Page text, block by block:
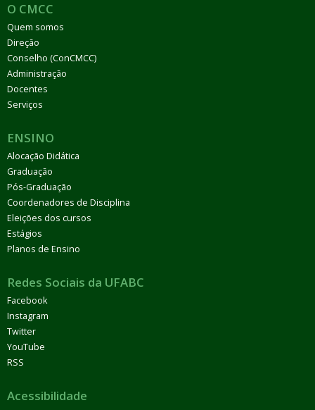
O CMCC
Quem somos
Direção
Conselho (ConCMCC)
Administração
Docentes
Serviços
ENSINO
Alocação Didática
Graduação
Pós-Graduação
Coordenadores de Disciplina
Eleições dos cursos
Estágios
Planos de Ensino
Redes Sociais da UFABC
Facebook
Instagram
Twitter
YouTube
RSS
Acessibilidade